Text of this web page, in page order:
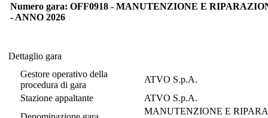
Numero gara: OFF0918 - MANUTENZIONE E
- ANNO 2026
Dettaglio gara
Gestore operativo della
procedura di gara
ATVO S.p.A.
Stazione appaltante
ATVO S.p.A.
MANUTENZIONE E